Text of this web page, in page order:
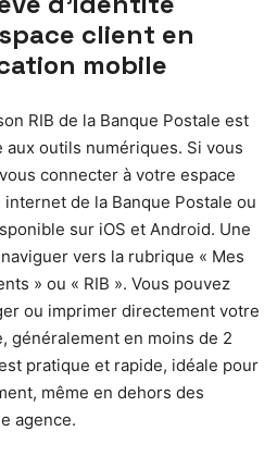
client en
mobile
RIB de la Banque Postale est
outils numériques. Si vous
connecter à votre espace
de la Banque Postale ou
sur iOS et Android. Une
vers la rubrique « Mes
» ou « RIB ». Vous pouvez
ou imprimer directement votre
généralement en moins de 2
pratique et rapide, idéale pour
même en dehors des
agence.